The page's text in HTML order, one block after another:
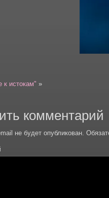
к истокам" »
комментарий
не будет опубликован.